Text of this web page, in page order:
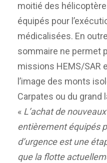
moitié des
équipés pour
médicalisées. En
sommaire ne permet
missions HEMS/SAR
l’image des monts
Carpates ou du grand
« L’achat de
entièrement équipés
d’urgence est une
que la flotte